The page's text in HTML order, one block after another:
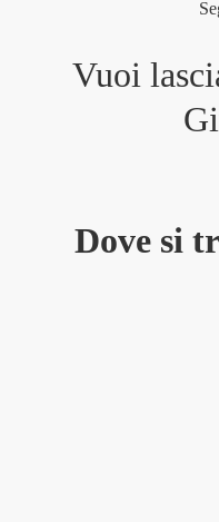
Vuoi
Dove si